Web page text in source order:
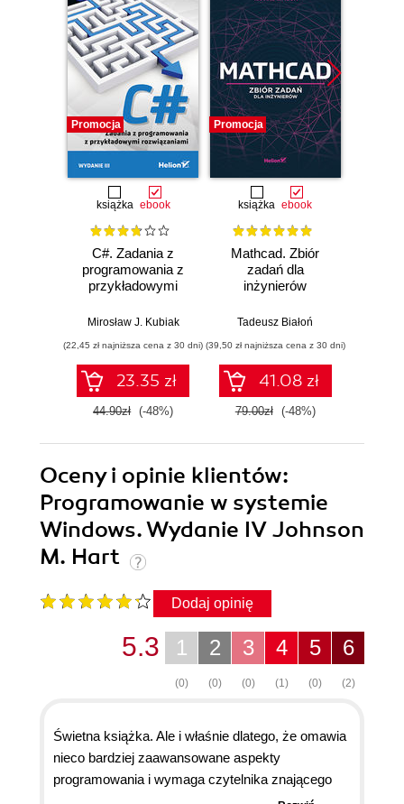
Promocja
książka ebook
C#. Zadania z
programowania z
przykładowymi
Wydanie III
Mirosław J. Kubiak
(22,45 zł najniższa cena z 30 dni)
23.35 zł
44.90zł (-48%)
Promocja
książka ebook
Mathcad. Zbiór
zadań dla
inżynierów
Tadeusz Białoń
(39,50 zł najniższa cena z 30 dni)
41.08 zł
79.00zł (-48%)
Oceny i opinie klientów:
Programowanie w systemie
Windows. Wydanie IV Johnson
M. Hart
Dodaj opinię
6
(2)
5
(0)
4
(1)
3
(0)
2
(0)
1
(0)
5.3
Świetna książka. Ale i właśnie dlatego, że omawia
nieco bardziej zaawansowane aspekty
programowania i wymaga czytelnika znającego
język C i umiejącego pisać programy. Nie